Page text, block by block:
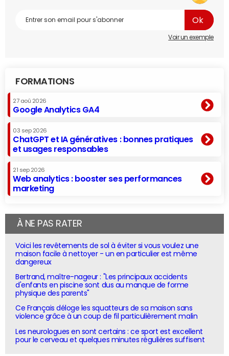
Voir un exemple
FORMATIONS
27 aoû 2026
Google Analytics GA4
03 sep 2026
ChatGPT et IA génératives : bonnes pratiques
et usages responsables
21 sep 2026
Web analytics : booster ses performances
marketing
À NE PAS RATER
Voici les revêtements de sol à éviter si vous voulez une
maison facile à nettoyer - un en particulier est même
dangereux
Bertrand, maître-nageur : "Les principaux accidents
d'enfants en piscine sont dus au manque de forme
physique des parents"
Ce Français déloge les squatteurs de sa maison sans
violence grâce à un coup de fil particulièrement malin
Les neurologues en sont certains : ce sport est excellent
pour le cerveau et quelques minutes régulières suffisent